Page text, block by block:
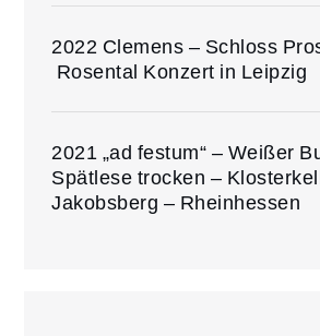
2022 Clemens – Schloss
Rosental Konzert in Leipzig
2021 „ad festum“ – Weißer
Spätlese trocken –
Jakobsberg – Rheinhessen